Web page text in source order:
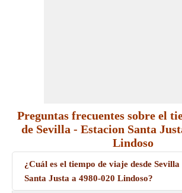
Preguntas frecuentes sobre el
de Sevilla - Estacion Santa
Lindoso
¿Cuál es el tiempo de viaje desde
Santa Justa a 4980-020 Lindoso?